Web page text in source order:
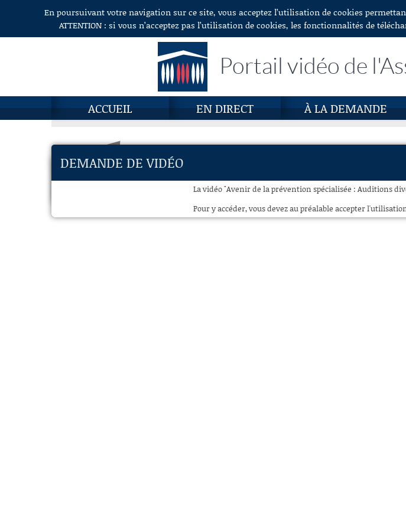
Aller au contenuEn poursuivant votre navigation sur ce site, vous acceptez l’utilisation de cookies
ATTENTION : si vous n’acceptez pas l’utilisation de cookies, les fonctionnalités de
Portail vidéo de
ACCUEIL EN DIRECT À LA DEMANDE
DEMANDE DE VIDÉO
La vidéo "Avenir de la prévention spécialisée : Auditions
Pour y accéder, vous devez au préalable accepter